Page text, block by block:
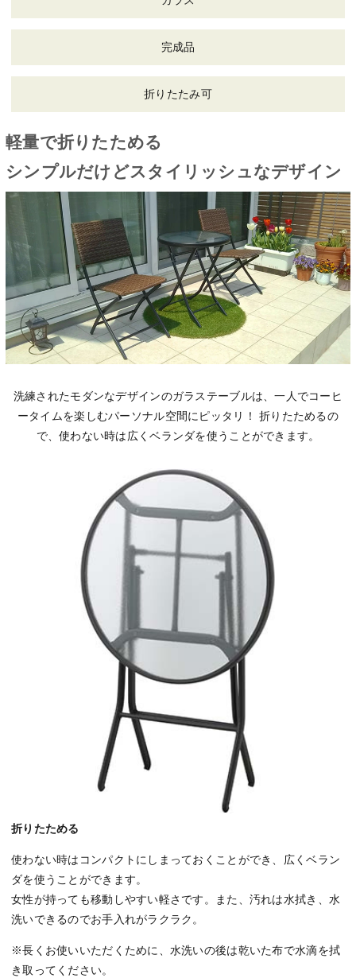
完成品
折りたたみ可
軽量で折りたためる
シンプルだけどスタイリッシュなデザイン
洗練されたモダンなデザインのガラステーブルは、一人でコーヒ
ータイムを楽しむパーソナル空間にピッタリ！ 折りたためるの
で、使わない時は広くベランダを使うことができます。
折りたためる
使わない時はコンパクトにしまっておくことができ、広くベラン
ダを使うことができます。
女性が持っても移動しやすい軽さです。また、汚れは水拭き、水
洗いできるのでお手入れがラクラク。
※長くお使いいただくために、水洗いの後は乾いた布で水滴を拭
き取ってください。